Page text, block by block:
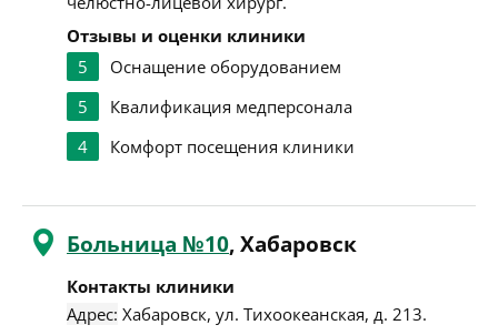
Отзывы и оценки клиники
5
Оснащение оборудованием
5
Квалификация медперсонала
4
Комфорт посещения клиники
Больница №10, Хабаровск
Контакты клиники
Адрес: Хабаровск, ул. Тихоокеанская, д. 213.